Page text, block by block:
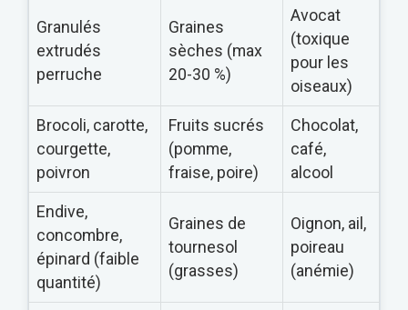
Granulés
extrudés
perruche
Graines
sèches (max
20-30 %)
Avocat
(toxique
pour les
oiseaux)
Brocoli, carotte,
courgette,
poivron
Fruits sucrés
(pomme,
fraise, poire)
Chocolat,
café,
alcool
Endive,
concombre,
épinard (faible
quantité)
Graines de
tournesol
(grasses)
Oignon, ail,
poireau
(anémie)